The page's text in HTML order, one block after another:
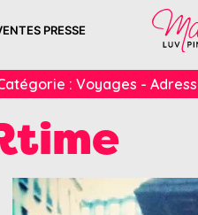
PRESSE
: Voyages -